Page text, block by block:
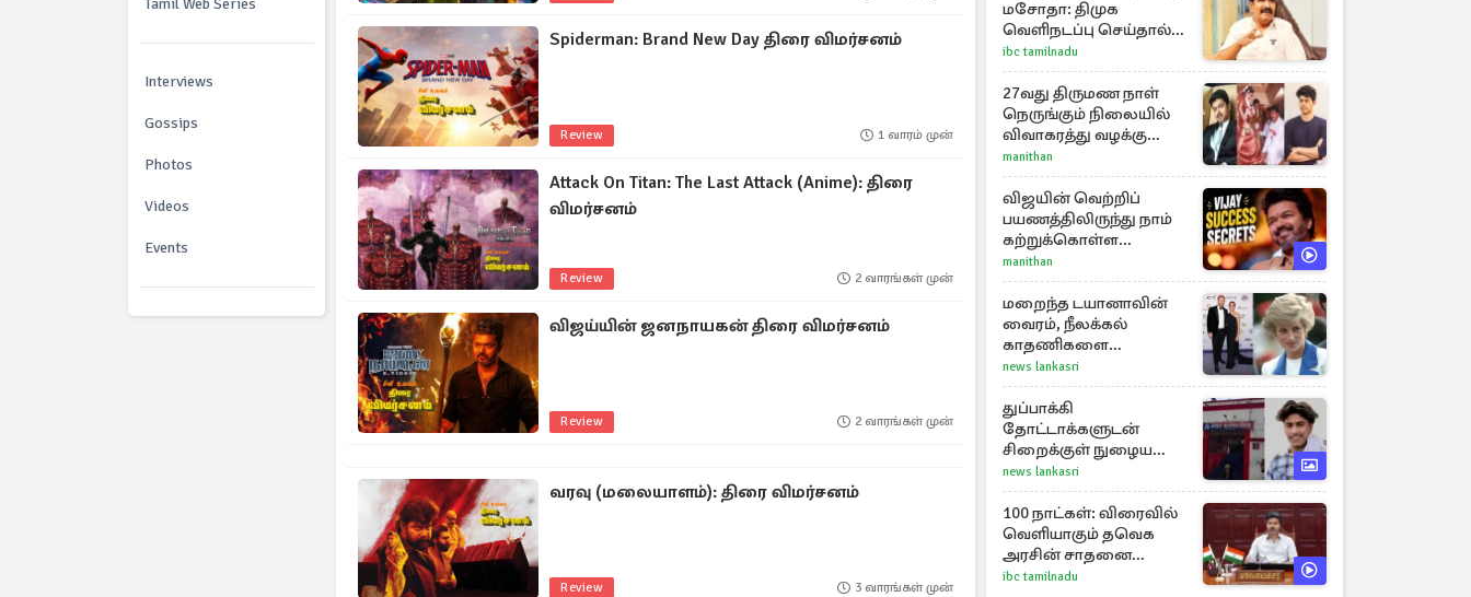
Tamil Web Series
Interviews
Gossips
Photos
Videos
Events
Spiderman: Brand New Day திரை விமர்சனம்
Review 1 வாரம் முன்
Attack On Titan: The Last Attack (anime): திரை
விமர்சனம்
Review 2 வாரங்கள் முன்
விஜய்யின் ஜனநாயகன் திரை விமர்சனம்
Review 2 வாரங்கள் முன்
வரவு (மலையாளம்): திரை விமர்சனம்
Review 3 வாரங்கள் முன்
மசோதா: திமுக
வெளிநடப்பு செய்தால்
ஆதரவாகவே
கருதப்படும் – அமைச்சர்
நிர்மல்குமார்
ibc tamilnadu
27வது திருமண நாள்
நெருங்கும் நிலையில்
விவாகரத்து வழக்கு
வாபஸ்! விஜய்யுடன்
மீண்டும் இணைவாரா?
manithan
விஜயின் வெற்றிப்
பயணத்திலிருந்து நாம்
கற்றுக்கொள்ள
வேண்டிய முக்கிய 3
விடயங்கள்!
manithan
மறைந்த டயானாவின்
வைரம், நீலக்கல்
காதணிகளை
அணிந்திருந்த மேகன்
மார்க்கல்
news lankasri
துப்பாக்கி
தோட்டாக்களுடன்
சிறைக்குள் நுழைய
முயன்ற பள்ளிச் சிறுமி:
விசாரணையின் கூறிய
காரணம்
news lankasri
100 நாட்கள்: விரைவில்
வெளியாகும் தவெக
அரசின் சாதனை
பட்டியல்
ibc tamilnadu